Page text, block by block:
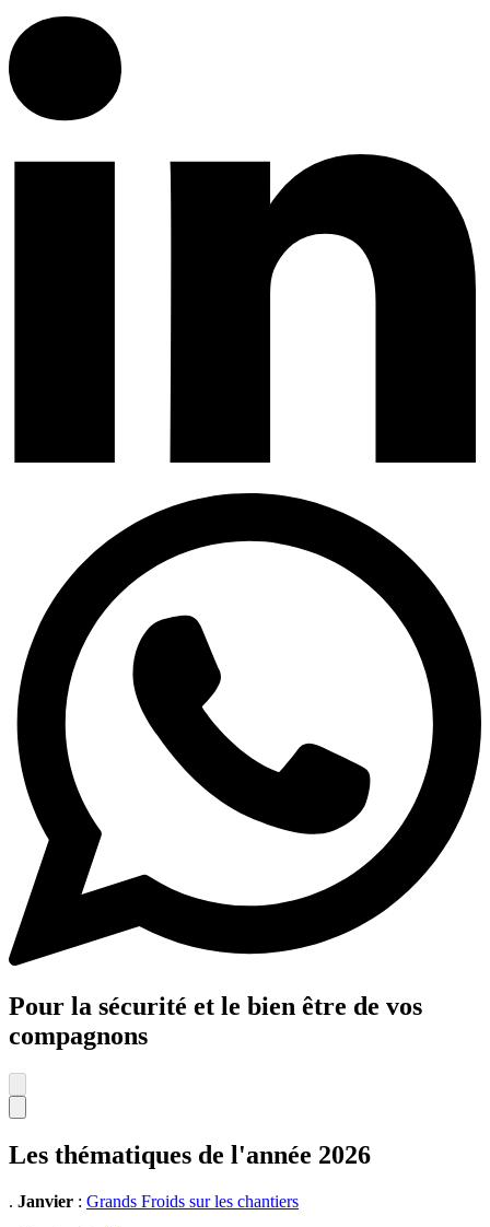
Pour la sécurité et le bien être de vos
compagnons
Les thématiques de l'année 2026
. Janvier : Grands Froids sur les chantiers